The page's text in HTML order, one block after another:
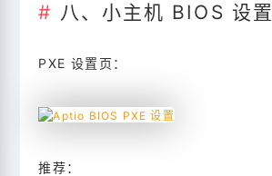
八、小主机 BIOS 设置
PXE 设置页：
推荐：